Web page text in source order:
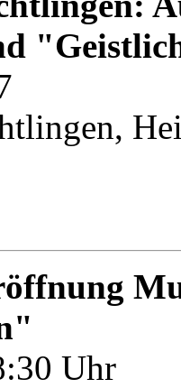
Uhr